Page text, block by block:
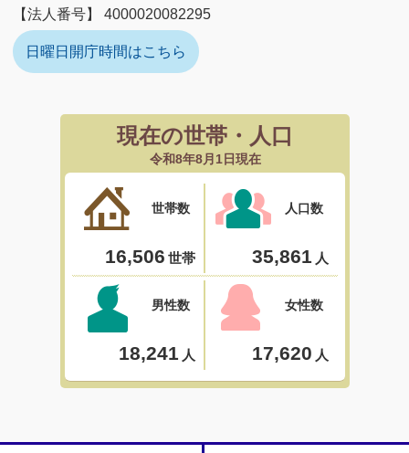
【法人番号】 4000020082295
日曜日開庁時間はこちら